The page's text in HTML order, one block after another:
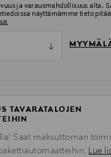
ja varausmahdollisuus alta.
näyttämämme tieto
TAVARATALOJEN
Saat maksuttoman
Lue